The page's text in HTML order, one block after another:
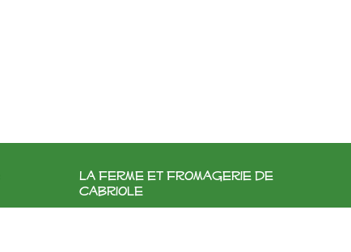
La ferme et fromagerie de
cabriole